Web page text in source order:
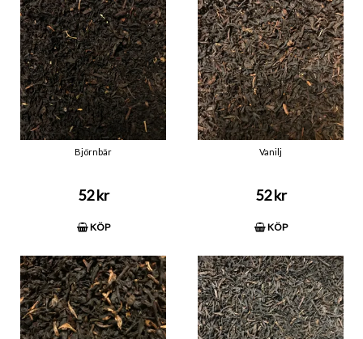
Björnbär
52 kr
KÖP
Vanilj
52 kr
KÖP